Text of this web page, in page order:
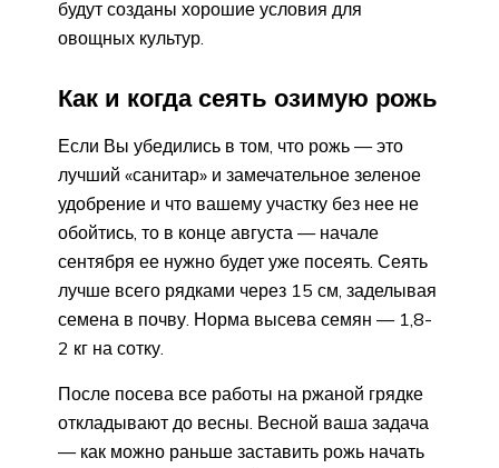
будут созданы хорошие условия для
овощных культур.
Как и когда сеять озимую рожь
Если Вы убедились в том, что рожь — это
лучший «санитар» и замечательное зеленое
удобрение и что вашему участку без нее не
обойтись, то в конце августа — начале
сентября ее нужно будет уже посеять. Сеять
лучше всего рядками через 15 см, заделывая
семена в почву. Норма высева семян — 1,8-
2 кг на сотку.
После посева все работы на ржаной грядке
откладывают до весны. Весной ваша задача
— как можно раньше заставить рожь начать